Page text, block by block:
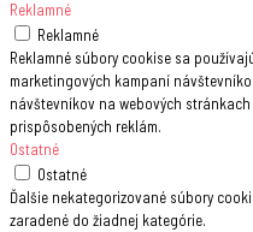
Reklamné
Reklamné
Reklamné súbory cookise sa
marketingových kampaní
návštevníkov na webových
prispôsobených reklám.
Ostatné
Ostatné
Ďalšie nekategorizované súbory
zaradené do žiadnej kategórie.